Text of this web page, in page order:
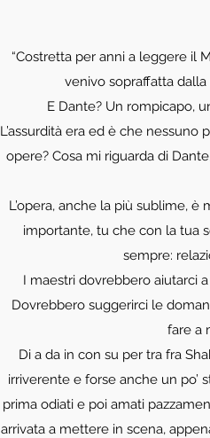
“Costretta per anni a leggere il
venivo sopraffatta
E Dante? Un rompicapo,
L’assurdità era ed è che
opere? Cosa mi riguarda di
L’opera, anche la più sublime,
importante, tu che con la tua
sempre:
I maestri dovrebbero aiutarci
Dovrebbero suggerirci le
fare a
Di a da in con su per tra fra
irriverente e forse anche un po’
prima odiati e poi amati
arrivata a mettere in scena,